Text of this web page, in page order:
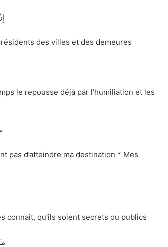
des villes et des demeures
le repousse déjà par l’humiliation et les
pas d’atteindre ma destination * Mes
connaît, qu’ils soient secrets ou publics